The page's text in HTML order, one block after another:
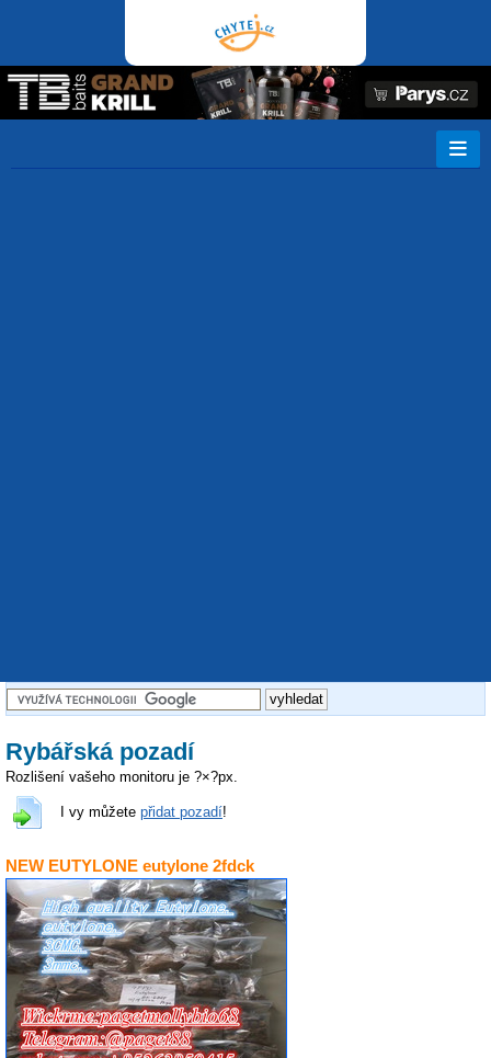
Rybářská pozadí
Rozlišení vašeho monitoru je ?×?px.
I vy můžete přidat pozadí!
NEW EUTYLONE eutylone 2fdck